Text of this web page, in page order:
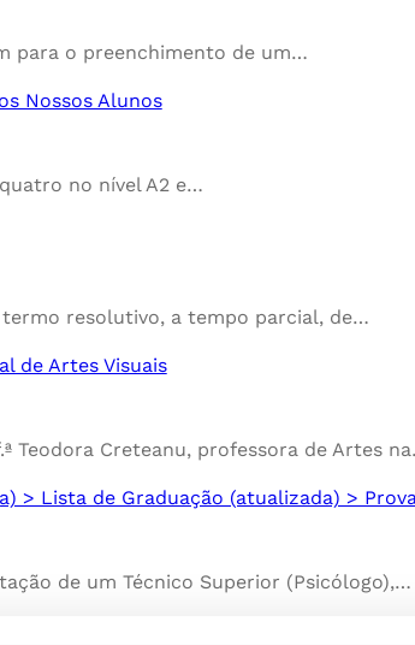
para o preenchimento de um…
Nossos Alunos
no nível A2 e…
resolutivo, a tempo parcial, de…
de Artes Visuais
Teodora Creteanu, professora de Artes
> Lista de Graduação (atualizada) >
de um Técnico Superior (Psicólogo),…